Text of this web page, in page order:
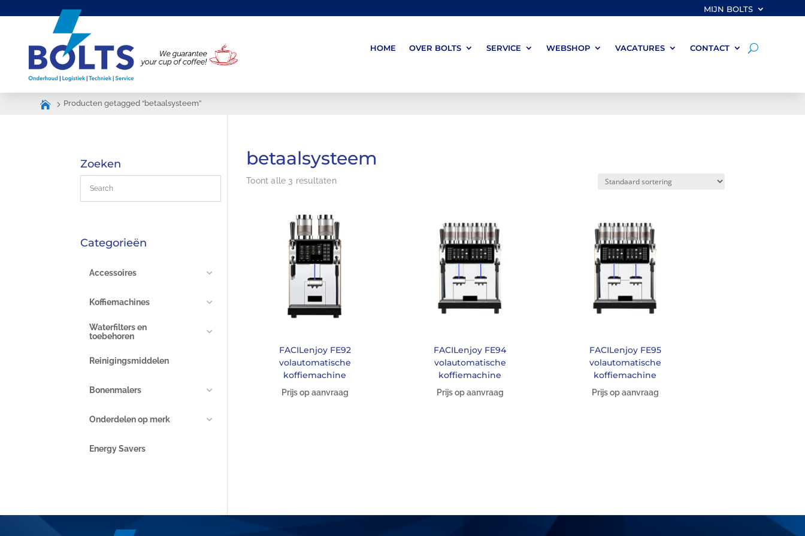
MIJN BOLTS
HOME OVER BOLTS SERVICE WEBSHOP VACATURES CONTACT
Producten getagged “betaalsysteem”
betaalsysteem
Toont alle 3 resultaten
FACILenjoy FE92
volautomatische
koffiemachine
Prijs op aanvraag
FACILenjoy FE94
volautomatische
koffiemachine
Prijs op aanvraag
FACILenjoy FE95
volautomatische
koffiemachine
Prijs op aanvraag
Zoeken
Categorieën
Accessoires
Koffiemachines
Waterfilters en
toebehoren
Reinigingsmiddelen
Bonenmalers
Onderdelen op merk
Energy Savers